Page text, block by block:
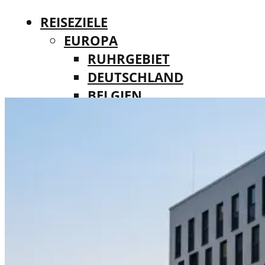
REISEZIELE
EUROPA
RUHRGEBIET
DEUTSCHLAND
BELGIEN
LUXEMBURG